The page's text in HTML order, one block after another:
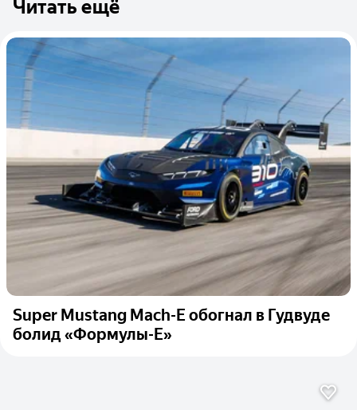
Читать ещё
Super Mustang Mach-Е обогнал в Гудвуде
болид «Формулы-Е»